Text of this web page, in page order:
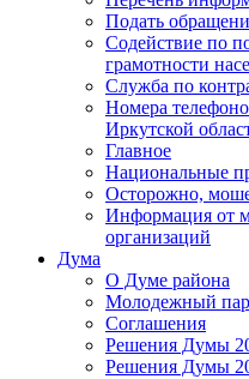
Подать
Содействие по
грамотности
Служба по
Номера
Иркутской
Главное
Национальные
Осторожно,
Информация от
организаций
Дума
О Думе района
Молодежный
Соглашения
Решения Думы
Решения Думы